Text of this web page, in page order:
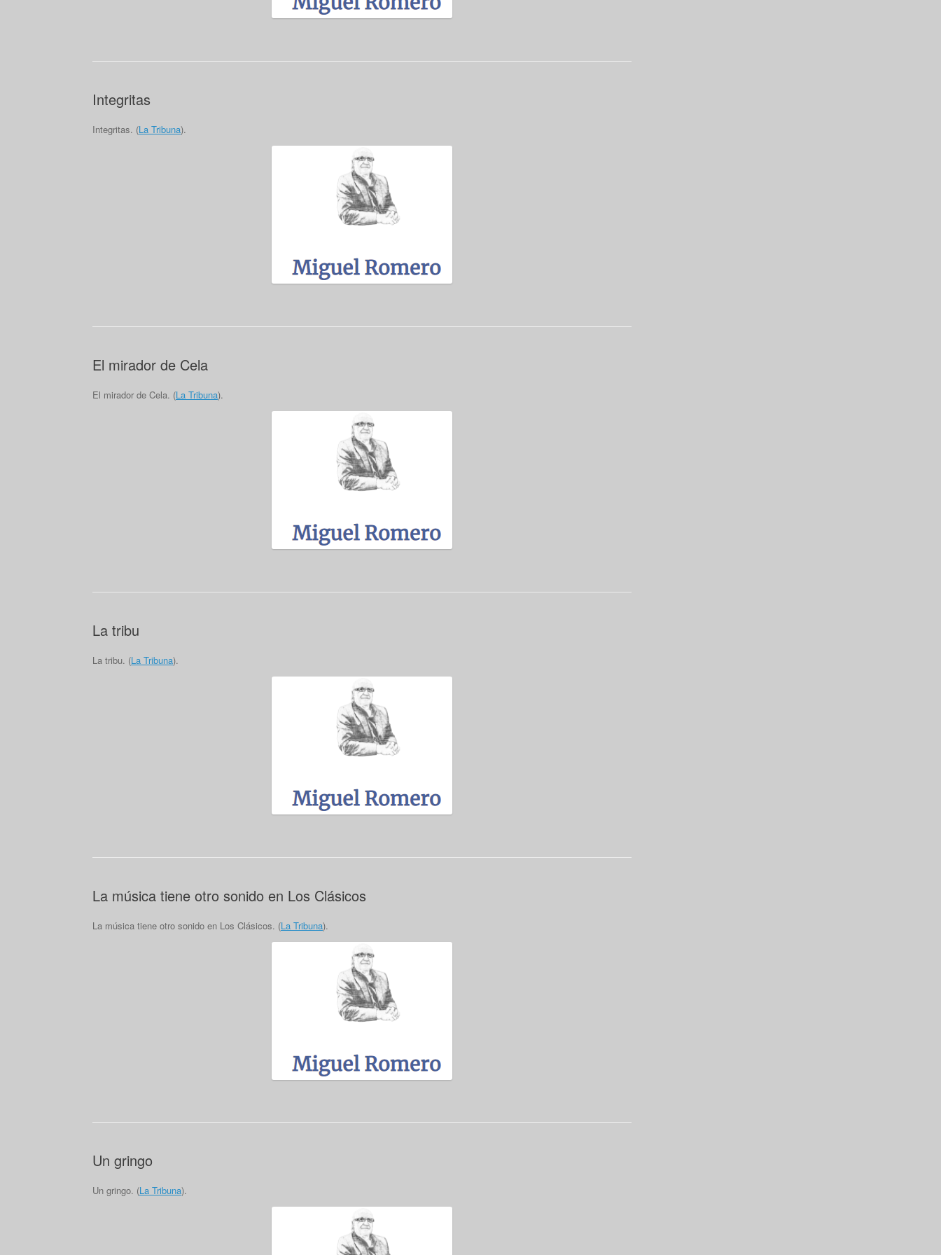
Integritas
Integritas. (La Tribuna).
El mirador de Cela
El mirador de Cela. (La Tribuna).
La tribu
La tribu. (La Tribuna).
La música tiene otro sonido en Los Clásicos
La música tiene otro sonido en Los Clásicos. (La Tribuna).
Un gringo
Un gringo. (La Tribuna).